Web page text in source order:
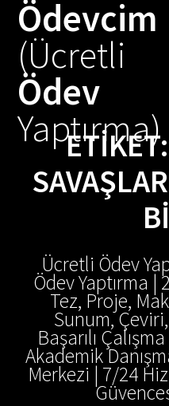
Ödevcim
(Ücretli
Ödev
Yaptırma)
ETIKET:
Ücretli Ödev
Ödev Yaptırma
Tez, Proje,
Sunum,
Başarılı
Akademik
Merkezi | 7/24